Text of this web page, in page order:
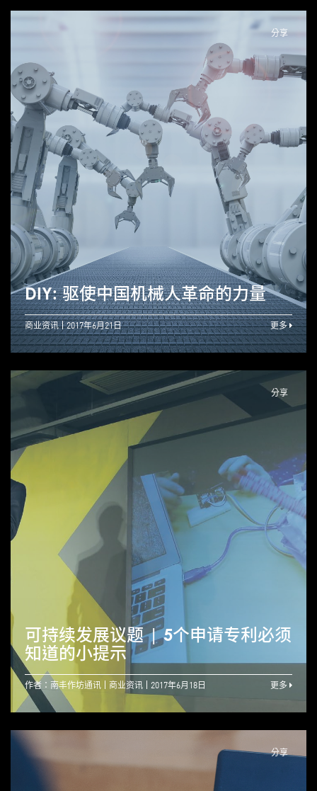
分享
DIY: 驱使中国机械人革命的力量
商业资讯 2017年6月21日 更多
分享
可持续发展议题 | 5个申请专利必须
知道的小提示
作者：南丰作坊通讯 商业资讯 2017年6月18日 更多
分享